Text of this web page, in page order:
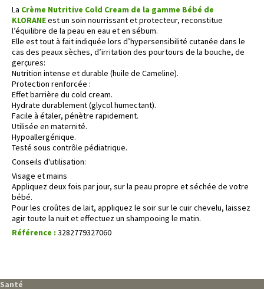
La Crème Nutritive Cold Cream de la gamme Bébé de
KLORANEest un soin nourrissant et protecteur, reconstitue
l’équilibre de la peau en eau et en sébum.
Elle est tout à fait indiquée lors d’hypersensibilité cutanée dans le
cas des peaux sèches, d’irritation des pourtours de la bouche, de
gerçures:
Nutrition intense et durable (huile de Cameline).
Protection renforcée :
Effet barrière du cold cream.
Hydrate durablement (glycol humectant).
Facile à étaler, pénètre rapidement.
Utilisée en maternité.
Hypoallergénique.
Testé sous contrôle pédiatrique.
Conseils d'utilisation:
Visage et mains
Appliquez deux fois par jour, sur la peau propre et séchée de votre
bébé.
Pour les croûtes de lait, appliquez le soir sur le cuir chevelu, laissez
agir toute la nuit et effectuez un shampooing le matin.
Référence : 3282779327060
Santé